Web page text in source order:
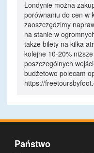
Londynie można
porównaniu do cen w
zaoszczędzimy
na stanie w
także bilety na kilka
kolejne 10-20%
poszczególnych
budżetowo polecam
https://
Państwo